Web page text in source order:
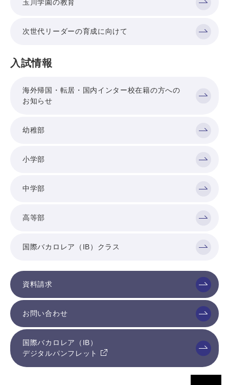
玉川学園の教育
次世代リーダーの育成に向けて
入試情報
海外帰国・転居・国内インター校在籍の方への
お知らせ
幼稚部
小学部
中学部
高等部
国際バカロレア（IB）クラス
資料請求
お問い合わせ
国際バカロレア（IB）
デジタルパンフレット